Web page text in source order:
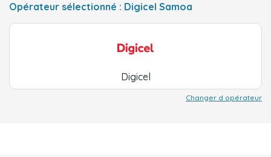
Opérateur sélectionné : Digicel Samoa
Digicel
Changer d opérateur